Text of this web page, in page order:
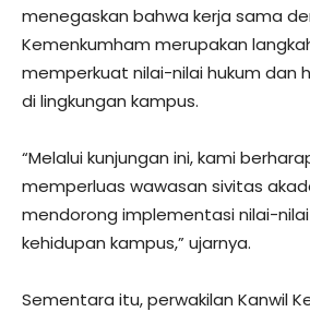
menegaskan bahwa kerja sama
Kemenkumham merupakan
memperkuat nilai-nilai hukum dan
di lingkungan kampus.
“Melalui kunjungan ini, kami
memperluas wawasan sivitas
mendorong implementasi nilai-
kehidupan kampus,” ujarnya.
Sementara itu, perwakilan Kanwil